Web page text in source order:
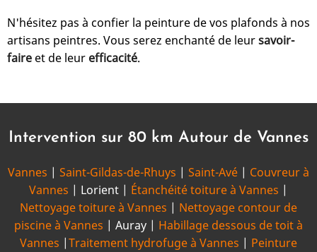
N'hésitez pas à confier la peinture de vos plafonds à nos
artisans peintres. Vous serez enchanté de leursavoir-
faire et de leur efficacité.
Intervention sur 80 km Autour de Vannes
Vannes | Saint-Gildas-de-Rhuys | Saint-Avé | Couvreur à
Vannes | Lorient | Étanchéité toiture à Vannes |
Nettoyage toiture à Vannes | Nettoyage contour de
piscine à Vannes | Auray | Habillage dessous de toit à
Vannes |Traitement hydrofuge à Vannes | Peinture